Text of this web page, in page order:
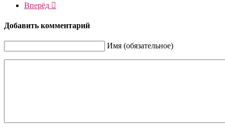
Вперёд
Добавить комментарий
Имя (обязательное)